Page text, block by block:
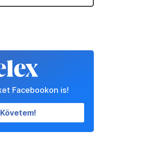
Facebookon is!
Követem!